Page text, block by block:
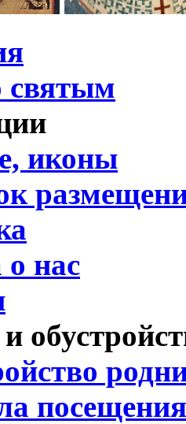
святым
иконы
о нас